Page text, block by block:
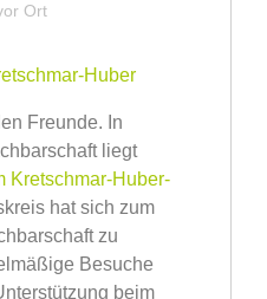
Ort
Huber
Freunde. In
liegt
Kretschmar-Huber-
hat sich zum
zu
Besuche
beim